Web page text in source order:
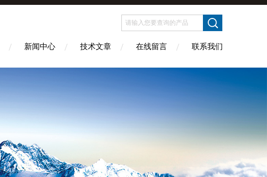
新闻中心 技术文章 在线留言 联系我们